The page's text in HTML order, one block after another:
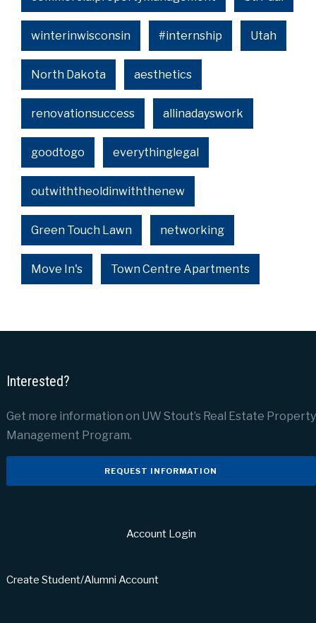
winterinwisconsin #internship Utah
North Dakota aesthetics
renovationsuccess allinadayswork
goodtogo everythinglegal
outwiththeoldinwiththenew
Green Touch Lawn networking
Move In's Town Centre Apartments
Interested?
Get more information on UW Stout’s Real Estate Property
Management Program.
REQUEST INFORMATION
Account Login
Create Student/Alumni Account